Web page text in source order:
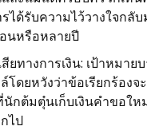
รได้รับความไว้วางใจกลั
นหรือหลายปี
ยทางการเงิน: เป้าหมาย
โดยหวังว่าข้อเรียกร้อง
กต้มตุ๋นเก็บเงินคำขอให
ไป